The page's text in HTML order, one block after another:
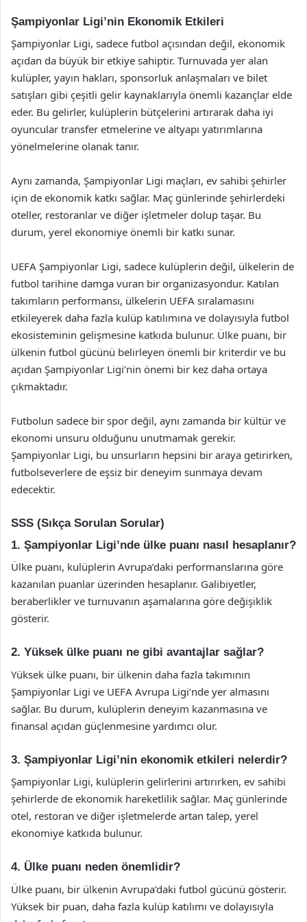
Şampiyonlar Ligi’nin Ekonomik Etkileri
Şampiyonlar Ligi, sadece futbol açısından değil, ekonomik
açıdan da büyük bir etkiye sahiptir. Turnuvada yer alan
kulüpler, yayın hakları, sponsorluk anlaşmaları ve bilet
satışları gibi çeşitli gelir kaynaklarıyla önemli kazançlar elde
eder. Bu gelirler, kulüplerin bütçelerini artırarak daha iyi
oyuncular transfer etmelerine ve altyapı yatırımlarına
yönelmelerine olanak tanır.
Aynı zamanda, Şampiyonlar Ligi maçları, ev sahibi şehirler
için de ekonomik katkı sağlar. Maç günlerinde şehirlerdeki
oteller, restoranlar ve diğer işletmeler dolup taşar. Bu
durum, yerel ekonomiye önemli bir katkı sunar.
UEFA Şampiyonlar Ligi, sadece kulüplerin değil, ülkelerin de
futbol tarihine damga vuran bir organizasyondur. Katılan
takımların performansı, ülkelerin UEFA sıralamasını
etkileyerek daha fazla kulüp katılımına ve dolayısıyla futbol
ekosisteminin gelişmesine katkıda bulunur. Ülke puanı, bir
ülkenin futbol gücünü belirleyen önemli bir kriterdir ve bu
açıdan Şampiyonlar Ligi’nin önemi bir kez daha ortaya
çıkmaktadır.
Futbolun sadece bir spor değil, aynı zamanda bir kültür ve
ekonomi unsuru olduğunu unutmamak gerekir.
Şampiyonlar Ligi, bu unsurların hepsini bir araya getirirken,
futbolseverlere de eşsiz bir deneyim sunmaya devam
edecektir.
SSS (Sıkça Sorulan Sorular)
1. Şampiyonlar Ligi’nde ülke puanı nasıl hesaplanır?
Ülke puanı, kulüplerin Avrupa’daki performanslarına göre
kazanılan puanlar üzerinden hesaplanır. Galibiyetler,
beraberlikler ve turnuvanın aşamalarına göre değişiklik
gösterir.
2. Yüksek ülke puanı ne gibi avantajlar sağlar?
Yüksek ülke puanı, bir ülkenin daha fazla takımının
Şampiyonlar Ligi ve UEFA Avrupa Ligi’nde yer almasını
sağlar. Bu durum, kulüplerin deneyim kazanmasına ve
finansal açıdan güçlenmesine yardımcı olur.
3. Şampiyonlar Ligi’nin ekonomik etkileri nelerdir?
Şampiyonlar Ligi, kulüplerin gelirlerini artırırken, ev sahibi
şehirlerde de ekonomik hareketlilik sağlar. Maç günlerinde
otel, restoran ve diğer işletmelerde artan talep, yerel
ekonomiye katkıda bulunur.
4. Ülke puanı neden önemlidir?
Ülke puanı, bir ülkenin Avrupa’daki futbol gücünü gösterir.
Yüksek bir puan, daha fazla kulüp katılımı ve dolayısıyla